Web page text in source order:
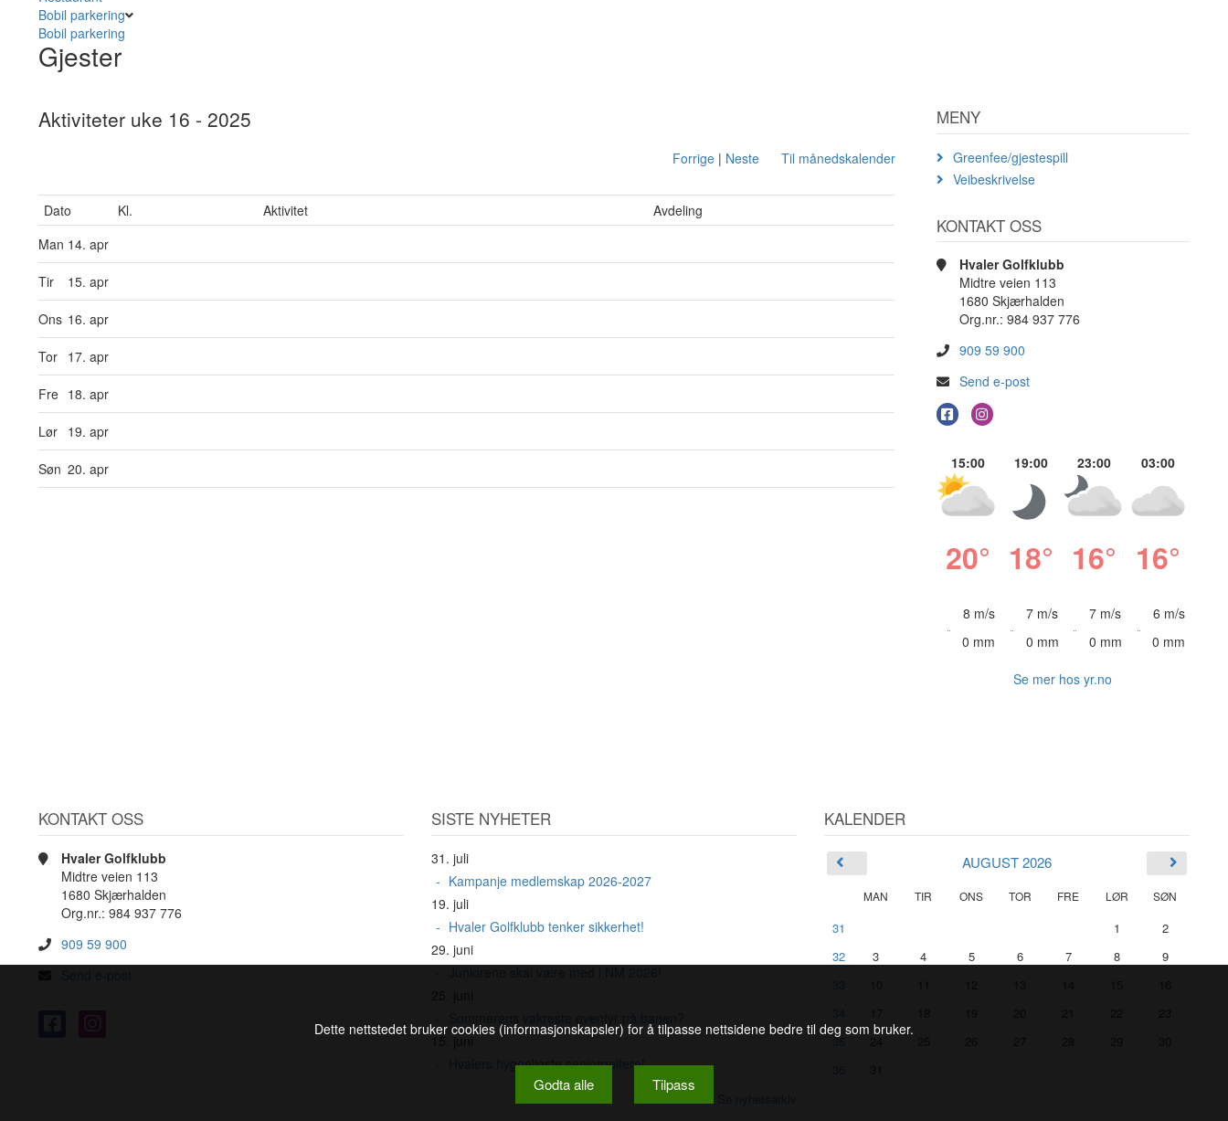
Bobil parkering
Bobil parkering
Gjester
Aktiviteter uke 16 - 2025
Forrige| Neste Til månedskalender
Dato Kl. Aktivitet
Avdeling
Man 14. apr
Tir 15. apr
Ons 16. apr
Tor 17. apr
Fre 18. apr
Lør 19. apr
Søn 20. apr
MENY
Greenfee/gjestespill
Veibeskrivelse
KONTAKT OSS
Hvaler Golfklubb
Midtre veien 113
1680 Skjærhalden
Org.nr.: 984 937 776
909 59 900
Send e-post
15:00
20°
8 m/s
0 mm
19:00
18°
7 m/s
0 mm
23:00
16°
7 m/s
0 mm
03:00
16°
6 m/s
0 mm
Se mer hos yr.no
KONTAKT OSS
Hvaler Golfklubb
Midtre veien 113
1680 Skjærhalden
Org.nr.: 984 937 776
909 59 900
SISTE NYHETER
31. juli
Kampanje medlemskap 2026-2027
19. juli
Hvaler Golfklubb tenker sikkerhet!
29. juni
15. juni
Hvalers hyggeligste seniorgolfere!
KALENDER
AUGUST 2026
MAN TIR ONS TOR FRE LØR SØN
31 1
2
32
3 4 5 6 7 8
9
35
Dette nettstedet bruker cookies (informasjonskapsler) for å tilpasse nettsidene bedre til deg som bruker.
Godta alle Tilpass